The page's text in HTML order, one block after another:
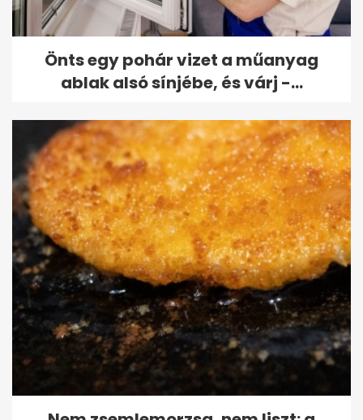
Önts egy pohár vizet a műanyag
ablak alsó sínjébe, és várj -...